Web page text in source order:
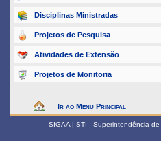
Disciplinas Ministradas
Projetos de Pesquisa
Atividades de Extensão
Projetos de Monitoria
Ir ao Menu Principal
SIGAA | STI - Superintendência